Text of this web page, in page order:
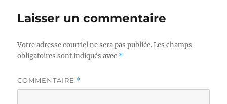
Laisser un commentaire
Votre adresse courriel ne sera pas publiée. Les champs
obligatoires sont indiqués avec *
COMMENTAIRE *